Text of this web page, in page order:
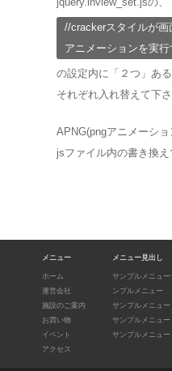
//crackerスタイルが
アニメーションを実行
の設定内に「２つ」あ
それぞれ入れ替えて下さ
APNG(pngアニメーシ
jsファイル内の書き換え
メニュー
ホーム
運営会社
施設のご案内
お買い物
イベント
アクセス
メニュー見出し
サンプルメニュー
ンプルメニュー
サンプルメニュー
サンプルメニュー
サンプルメニュー